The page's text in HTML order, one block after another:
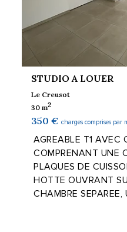
STUDIO A LOUER
Le Creusot
30 m2
350 € charges comprises par
AGREABLE T1 AVEC
COMPRENANT UNE
PLAQUES DE
HOTTE OUVRANT
CHAMBRE